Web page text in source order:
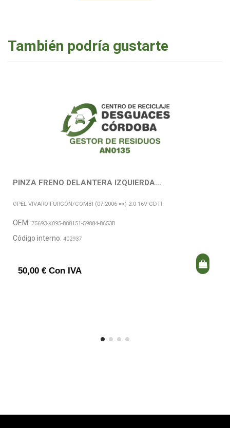
También podría gustarte
PINZA FRENO DELANTERA IZQUIERDA...
OPEL VIVARO FURGÓN/COMBI (07.2006 =>) 2.0 16V CDTI
OEM: 75693-K095-888151-59884-8653B
Código interno: 402937
50,00 € Con IVA